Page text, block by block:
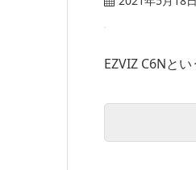
EZVIZ C6Nと